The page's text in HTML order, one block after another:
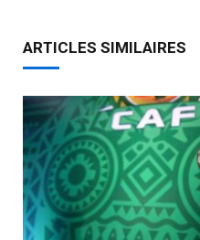
ARTICLES SIMILAIRES